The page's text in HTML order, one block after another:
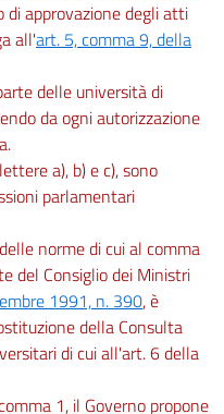
di approvazione degli atti
all'art. 5, comma 9, della
delle università di
da ogni autorizzazione
a), b) e c), sono
parlamentari
norme di cui al comma
del Consiglio dei Ministri
1991, n. 390, è
della Consulta
di cui all'art. 6 della
1, il Governo propone